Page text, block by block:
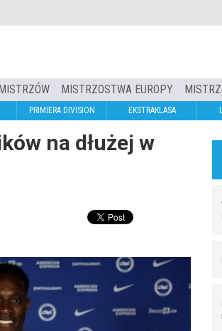
MISTRZOSTWA EUROPY
PRIMIERA DIVISION EKSTRAKLASA
na dłużej w